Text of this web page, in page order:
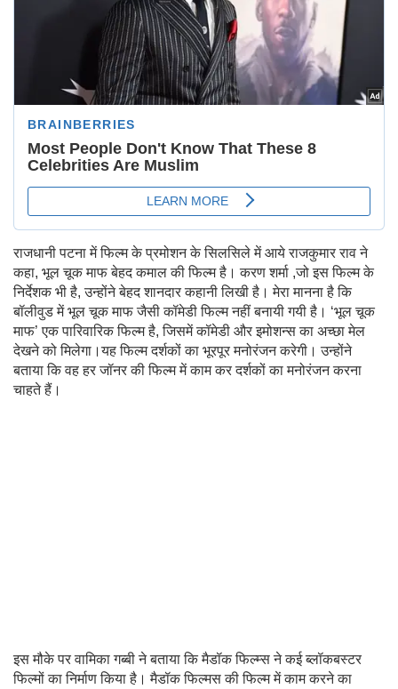
राजधानी पटना में फिल्म के प्रमोशन के सिलसिले में आये राजकुमार राव ने
कहा, भूल चूक माफ बेहद कमाल की फिल्म है। करण शर्मा ,जो इस फिल्म के
निर्देशक भी है, उन्होंने बेहद शानदार कहानी लिखी है। मेरा मानना है कि
बॉलीवुड में भूल चूक माफ जैसी कॉमेडी फिल्म नहीं बनायी गयी है। ‘भूल चूक
माफ’ एक पारिवारिक फिल्म है, जिसमें कॉमेडी और इमोशन्स का अच्छा मेल
देखने को मिलेगा।यह फिल्म दर्शकों का भूरपूर मनोरंजन करेगी। उन्होंने
बताया कि वह हर जॉनर की फिल्म में काम कर दर्शकों का मनोरंजन करना
चाहते हैं।
इस मौके पर वामिका गब्बी ने बताया कि मैडॉक फिल्म्स ने कई ब्लॉकबस्टर
फिल्मों का निर्माण किया है। मैडॉक फिल्मस की फिल्म में काम करने का